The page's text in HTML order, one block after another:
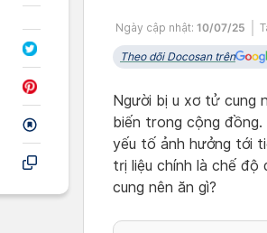
Ngày cập nhật: 10/07/25
Theo dõi Docosan trên
Người bị u xơ tử cung
biến trong cộng đồng.
yếu tố ảnh hưởng tới
trị liệu chính là chế độ
cung nên ăn gì?